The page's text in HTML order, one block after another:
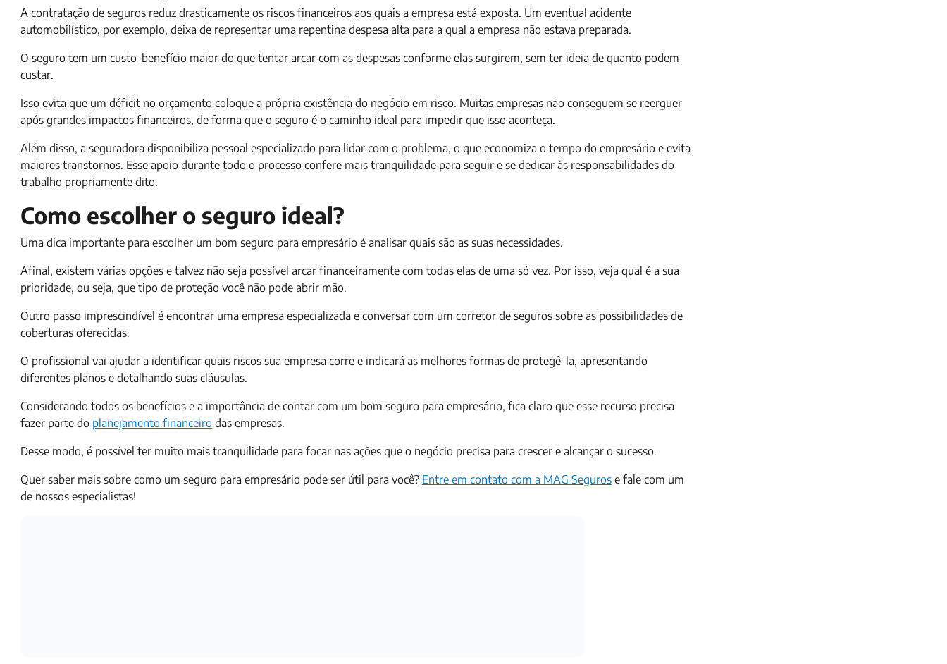
A contratação de seguros reduz drasticamente os riscos financeiros aos quais a empresa está exposta. Um eventual acidente
automobilístico, por exemplo, deixa de representar uma repentina despesa alta para a qual a empresa não estava preparada.
O seguro tem um custo-benefício maior do que tentar arcar com as despesas conforme elas surgirem, sem ter ideia de quanto podem
custar.
Isso evita que um déficit no orçamento coloque a própria existência do negócio em risco. Muitas empresas não conseguem se reerguer
após grandes impactos financeiros, de forma que o seguro é o caminho ideal para impedir que isso aconteça.
Além disso, a seguradora disponibiliza pessoal especializado para lidar com o problema, o que economiza o tempo do empresário e evita
maiores transtornos. Esse apoio durante todo o processo confere mais tranquilidade para seguir e se dedicar às responsabilidades do
trabalho propriamente dito.
Como escolher o seguro ideal?
Uma dica importante para escolher um bom seguro para empresário é analisar quais são as suas necessidades.
Afinal, existem várias opções e talvez não seja possível arcar financeiramente com todas elas de uma só vez. Por isso, veja qual é a sua
prioridade, ou seja, que tipo de proteção você não pode abrir mão.
Outro passo imprescindível é encontrar uma empresa especializada e conversar com um corretor de seguros sobre as possibilidades de
coberturas oferecidas.
O profissional vai ajudar a identificar quais riscos sua empresa corre e indicará as melhores formas de protegê-la, apresentando
diferentes planos e detalhando suas cláusulas.
Considerando todos os benefícios e a importância de contar com um bom seguro para empresário, fica claro que esse recurso precisa
fazer parte do planejamento financeiro das empresas.
Desse modo, é possível ter muito mais tranquilidade para focar nas ações que o negócio precisa para crescer e alcançar o sucesso.
Quer saber mais sobre como um seguro para empresário pode ser útil para você? Entre em contato com a MAG Seguros e fale com um
de nossos especialistas!